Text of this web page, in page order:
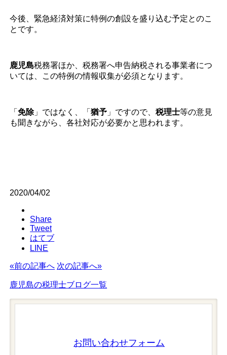
今後、緊急経済対策に特例の創設を盛り込む予定とのこ
とです。
鹿児島税務署ほか、税務署へ申告納税される事業者につ
いては、この特例の情報収集が必須となります。
「免除」ではなく、「猶予 」ですので、税理士等の意見
も聞きながら、各社対応が必要かと思われます。
2020/04/02
Share
Tweet
はてブ
LINE
«前の記事へ 次の記事へ»
鹿児島の税理士ブログ一覧
お問い合わせフォーム